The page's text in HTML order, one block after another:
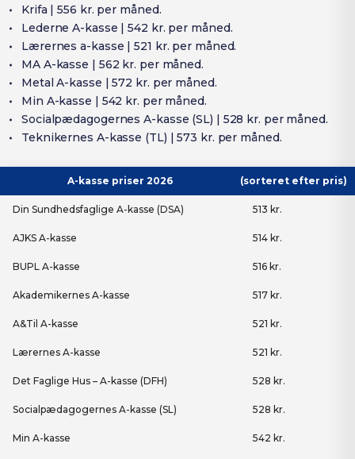
Krifa | 556 kr. per måned.
Lederne A-kasse | 542 kr. per måned.
Lærernes a-kasse | 521 kr. per måned.
MA A-kasse | 562 kr. per måned.
Metal A-kasse | 572 kr. per måned.
Min A-kasse | 542 kr. per måned.
Socialpædagogernes A-kasse (SL) | 528 kr. per måned.
Teknikernes A-kasse (TL) | 573 kr. per måned.
A-kasse priser 2026 (sorteret efter pris)
Din Sundhedsfaglige A-kasse (DSA) 513 kr.
AJKS A-kasse 514 kr.
BUPL A-kasse 516 kr.
Akademikernes A-kasse 517 kr.
A&Til A-kasse 521 kr.
Lærernes A-kasse 521 kr.
Det Faglige Hus – A-kasse (DFH) 528 kr.
Socialpædagogernes A-kasse (SL) 528 kr.
Min A-kasse 542 kr.